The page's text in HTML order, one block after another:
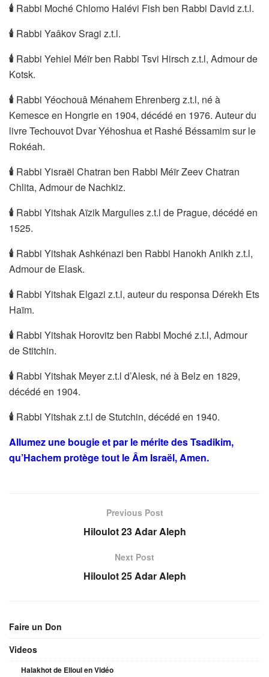
🕯 Rabbi Moché Chlomo Halévi Fish ben Rabbi David z.t.l.
🕯 Rabbi Yaâkov Sragi z.t.l.
🕯 Rabbi Yehiel Méïr ben Rabbi Tsvi Hirsch z.t.l, Admour de
Kotsk.
🕯 Rabbi Yéochouâ Ménahem Ehrenberg z.t.l, né à
Kemesce en Hongrie en 1904, décédé en 1976. Auteur du
livre Techouvot Dvar Yéhoshua et Rashé Béssamim sur le
Rokéah.
🕯 Rabbi Yisraël Chatran ben Rabbi Méïr Zeev Chatran
Chlita, Admour de Nachkiz.
🕯 Rabbi Yitshak Aïzik Margulies z.t.l de Prague, décédé en
1525.
🕯 Rabbi Yitshak Ashkénazi ben Rabbi Hanokh Anikh z.t.l,
Admour de Elask.
🕯 Rabbi Yitshak Elgazi z.t.l, auteur du responsa Dérekh Ets
Haïm.
🕯 Rabbi Yitshak Horovitz ben Rabbi Moché z.t.l, Admour
de Stitchin.
🕯 Rabbi Yitshak Meyer z.t.l d’Alesk, né à Belz en 1829,
décédé en 1904.
🕯 Rabbi Yitshak z.t.l de Stutchin, décédé en 1940.
Allumez une bougie et par le mérite des Tsadikim,
qu’Hachem protège tout le Âm Israël, Amen.
Previous Post
Hiloulot 23 Adar Aleph
Next Post
Hiloulot 25 Adar Aleph
Faire un Don
Videos
Halakhot de Elloul en Vidéo